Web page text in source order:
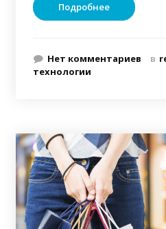
Подробнее
Нет комментариев в
технологии